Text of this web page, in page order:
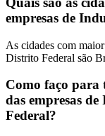
empresas de
As cidades com
Distrito Federal são
Como faço para
das empresas
Federal?